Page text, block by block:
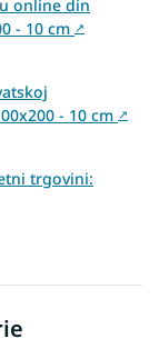
online din
- 10 cm ↗
- 10 cm ↗
trgovini: